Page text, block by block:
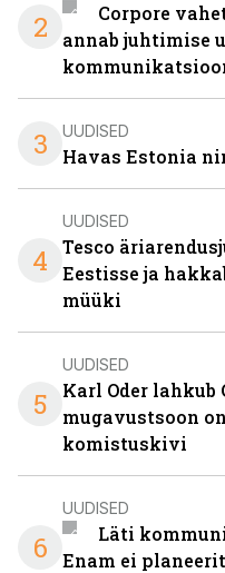
2
Corpore
annab juhtimise
3 UUDISED
Havas Estonia
4
UUDISED
Tesco
Eestisse ja
müüki
5
UUDISED
Karl Oder lahkub
mugavustsoon
komistuskivi
6
UUDISED
Läti
Enam ei